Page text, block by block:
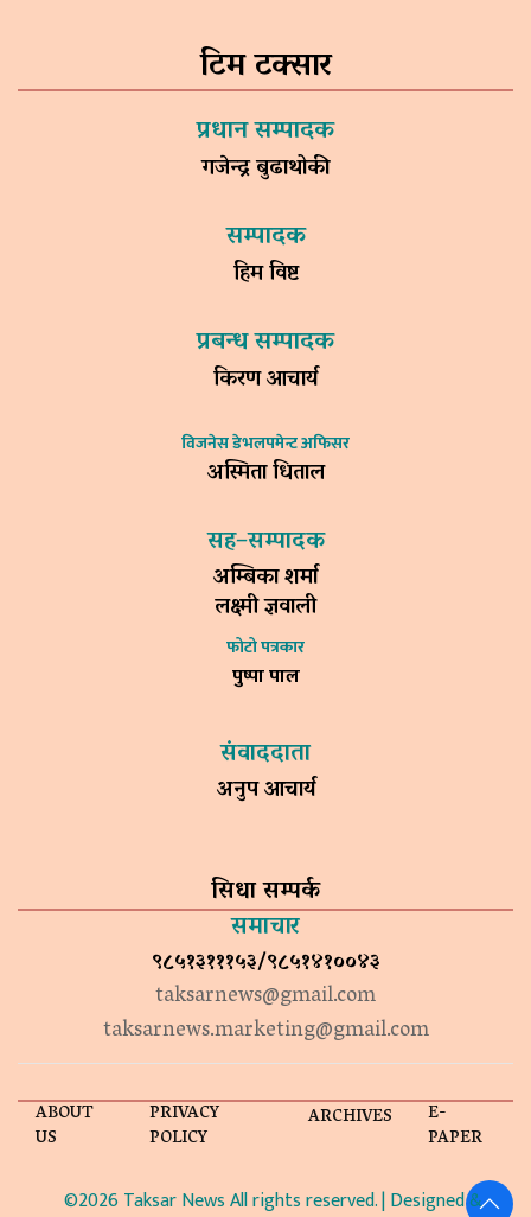
टिम टक्सार
प्रधान सम्पादक
गजेन्द्र बुढाथोकी
सम्पादक
हिम विष्ट
प्रबन्ध सम्पादक
किरण आचार्य
विजनेस डेभलपमेन्ट अफिसर
अस्मिता धिताल
सह–सम्पादक
अम्बिका शर्मा
लक्ष्मी ज्ञवाली
फोटो पत्रकार
पुष्पा पाल
संवाददाता
अनुप आचार्य
सिधा सम्पर्क
समाचार
९८५१३१११५३/९८५१४१००४३
taksarnews@gmail.com
taksarnews.marketing@gmail.com
ABOUT
US
PRIVACY
POLICY
ARCHIVES E-
PAPER
©2026 Taksar News All rights reserved. | Designed &